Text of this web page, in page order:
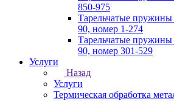
850-975
Тарельчатые
90, номер 1-274
Тарельчатые
90, номер 301-529
Услуги
Назад
Услуги
Термическая обработка